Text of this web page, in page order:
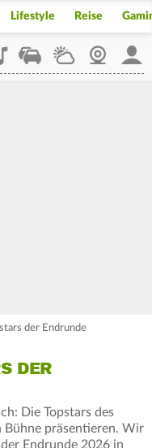
Lifestyle Reise
StaupilotWetterWebcam
der Endrunde
DER
Die Topstars des
Bühne präsentieren. Wir
Endrunde 2026 in